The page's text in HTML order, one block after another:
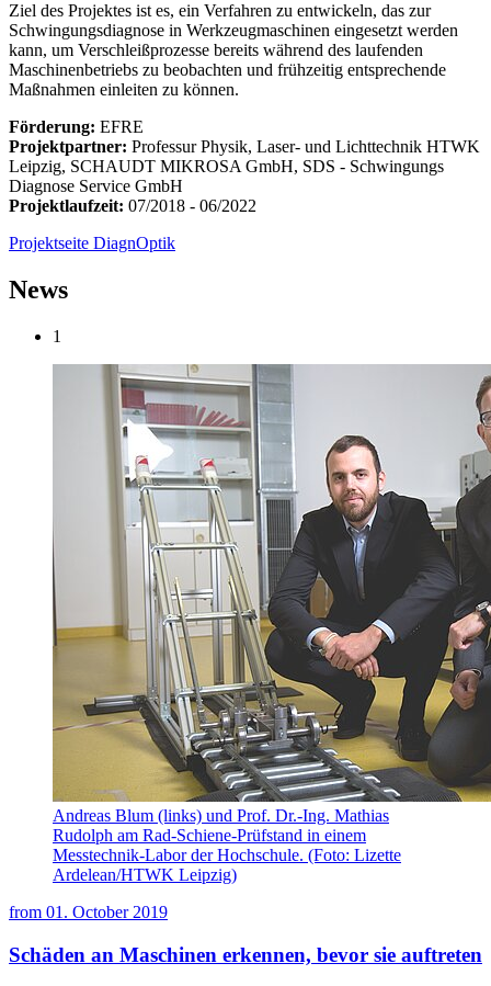
Ziel des Projektes ist es, ein Verfahren zu entwickeln, das zur
Schwingungsdiagnose in Werkzeugmaschinen eingesetzt werden
kann, um Verschleißprozesse bereits während des laufenden
Maschinenbetriebs zu beobachten und frühzeitig entsprechende
Maßnahmen einleiten zu können.
Förderung: EFRE
Projektpartner: Professur Physik, Laser- und Lichttechnik HTWK
Leipzig, SCHAUDT MIKROSA GmbH, SDS - Schwingungs
Diagnose Service GmbH
Projektlaufzeit: 07/2018 - 06/2022
Projektseite DiagnOptik
News
1
Andreas Blum (links) und Prof. Dr.-Ing. Mathias
Rudolph am Rad-Schiene-Prüfstand in einem
Messtechnik-Labor der Hochschule. (Foto: Lizette
Ardelean/HTWK Leipzig)
from 01. October 2019
Schäden an Maschinen erkennen, bevor sie auftreten